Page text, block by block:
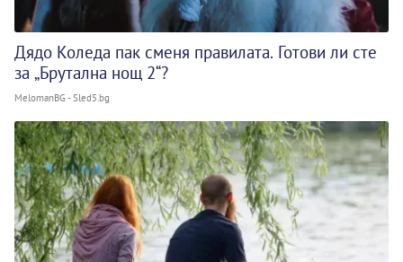
Дядо Коледа пак сменя правилата. Готови ли сте
за „Брутална нощ 2“?
MelomanBG - Sled5.bg